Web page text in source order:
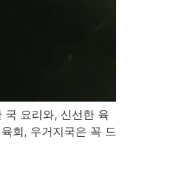
국 요리와, 신선한 육
회, 우거지국은 꼭 드